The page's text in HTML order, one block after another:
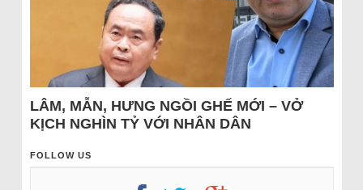
LÂM, MẪN, HƯNG NGỒI GHẾ MỚI – VỞ
KỊCH NGHÌN TỶ VỚI NHÂN DÂN
FOLLOW US